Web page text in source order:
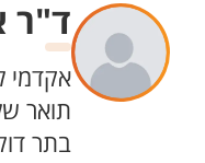
ד"ר
אקדמי
תואר
בתר